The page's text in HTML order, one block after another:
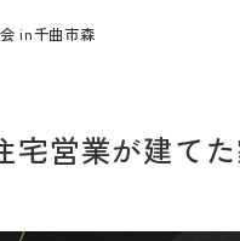
in千曲市森
宅営業が建て